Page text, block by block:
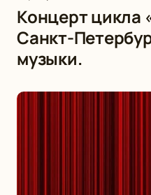
Концерт цикла
Санкт-
музыки.